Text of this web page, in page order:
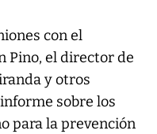
con el
Pino, el director de
y otros
sobre los
para la prevención